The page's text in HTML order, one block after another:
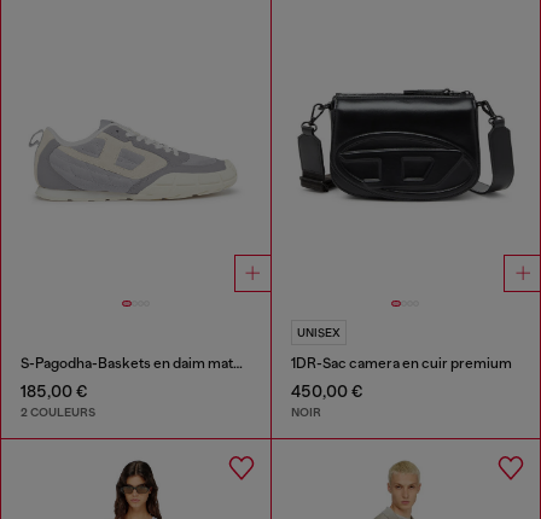
S-Pagodha-Baskets en daim matelassées
185,00 €
2 COULEURS
UNISEX
1DR-Sac camera en cuir premium
450,00 €
NOIR